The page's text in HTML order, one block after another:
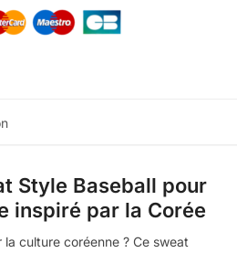
Style Baseball pour
inspiré par la Corée
la culture coréenne ? Ce sweat